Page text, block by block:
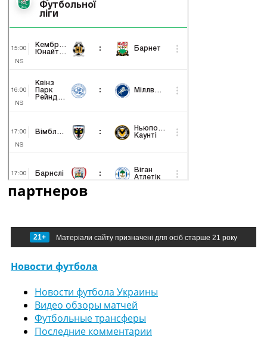
партнеров
21+ Матеріали сайту призначені для осіб старше 21 року
Новости футбола
Новости футбола Украины
Видео обзоры матчей
Футбольные трансферы
Последние комментарии